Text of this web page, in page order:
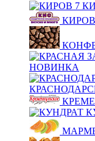
КИРОВ
НОВИНКА